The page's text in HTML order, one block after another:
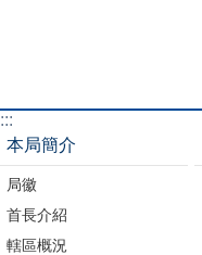
:::
本局簡介
局徽
首長介紹
轄區概況